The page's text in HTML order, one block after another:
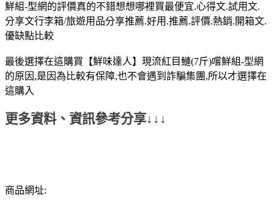
鮮組-型網的評價真的不錯想想哪裡買最便宜.心得文.試用文.
分享文行李箱/旅遊用品分享推薦.好用.推薦.評價.熱銷.開箱文.
優缺點比較
最後選擇在這購買【鮮味達人】現流紅目鰱(7斤)嚐鮮組-型網
的原因,是因為比較有保障,也不會遇到詐騙集團,所以才選擇在
這購入
更多資料、資訊參考分享↓↓↓
商品網址: